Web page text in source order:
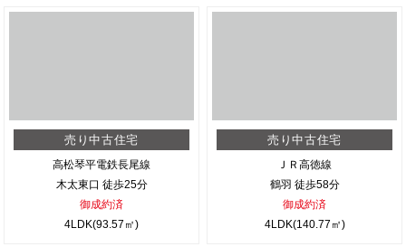
売り中古住宅
高松琴平電鉄長尾線
木太東口 徒歩25分
御成約済
4LDK(93.57㎡)
売り中古住宅
ＪＲ高徳線
鶴羽 徒歩58分
御成約済
4LDK(140.77㎡)